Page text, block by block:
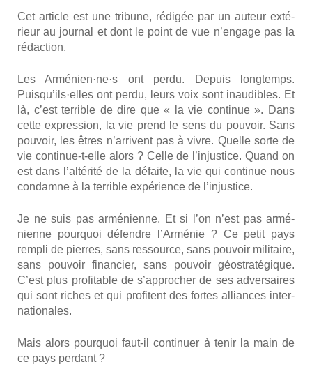
Cet article est une tri­bune, rédi­gée par un auteur exté­
rieur au jour­nal et dont le point de vue n’engage pas la
rédac­tion.
Les Arménien·ne·s ont per­du. Depuis long­temps.
Puisqu’ils·elles ont per­du, leurs voix sont inau­dibles. Et
là, c’est ter­rible de dire que « la vie conti­nue ». Dans
cette expres­sion, la vie prend le sens du pou­voir. Sans
pou­voir, les êtres n’arrivent pas à vivre. Quelle sorte de
vie conti­nue-t-elle alors ? Celle de l’injustice. Quand on
est dans l’altérité de la défaite, la vie qui conti­nue nous
condamne à la ter­rible expé­rience de l’injustice.
Je ne suis pas armé­nienne. Et si l’on n’est pas armé­
nienne pour­quoi défendre l’Arménie ? Ce petit pays
rem­pli de pierres, sans res­source, sans pou­voir mili­taire,
sans pou­voir finan­cier, sans pou­voir géos­tra­té­gique.
C’est plus pro­fi­table de s’approcher de ses adver­saires
qui sont riches et qui pro­fitent des fortes alliances inter­
na­tio­nales.
Mais alors pour­quoi faut-il conti­nuer à tenir la main de
ce pays per­dant ?